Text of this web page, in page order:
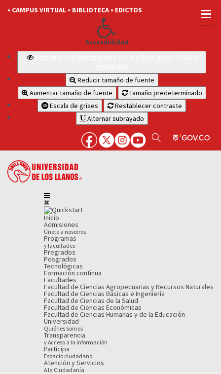
• CAMPUS VIRTUAL • BIBLIOTECA • EDICTOS
Accesibilidad
Reducir tamaño de fuente
Aumentar tamaño de fuente
Tamaño predeterminado
Escala de grises
Restablecer contraste
Alternar subrayado
Inicio
Admisiones
Únete a nosotros
Programas
y facultades
Pregrados
Posgrados
Tecnológicas
Formación continua
Facultades
Facultad de Ciencias Agropecuarias y Recursos Naturales
Facultad de Ciencias Básicas e Ingeniería
Facultad de Ciencias de la Salud
Facultad de Ciencias Económicas
Facultad de Ciencias Humanas y de la Educación
Universidad
Quiénes Somos
Transparencia
y Acceso a la información
Participa
Espacio ciudadano
Atención y Servicios
A la Ciudadanía